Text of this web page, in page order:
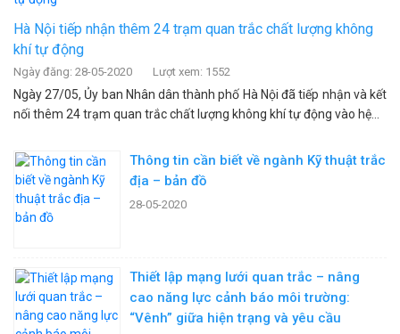
Hà Nội tiếp nhận thêm 24 trạm quan trắc chất lượng không
khí tự động
Ngày đăng: 28-05-2020 Lượt xem: 1552
Ngày 27/05, Ủy ban Nhân dân thành phố Hà Nội đã tiếp nhận và kết
nối thêm 24 trạm quan trắc chất lượng không khí tự động vào hệ...
Thông tin cần biết về ngành Kỹ thuật trắc
địa – bản đồ
28-05-2020
Thiết lập mạng lưới quan trắc – nâng
cao năng lực cảnh báo môi trường:
“Vênh” giữa hiện trạng và yêu cầu